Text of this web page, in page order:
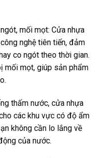
mối mọt: Cửa nhựa
nghệ tiên tiến, đảm
co ngót theo thời gian.
mối mọt, giúp sản phẩm
thấm nước, cửa nhựa
các khu vực có độ ẩm
không cần lo lắng về
của nước.